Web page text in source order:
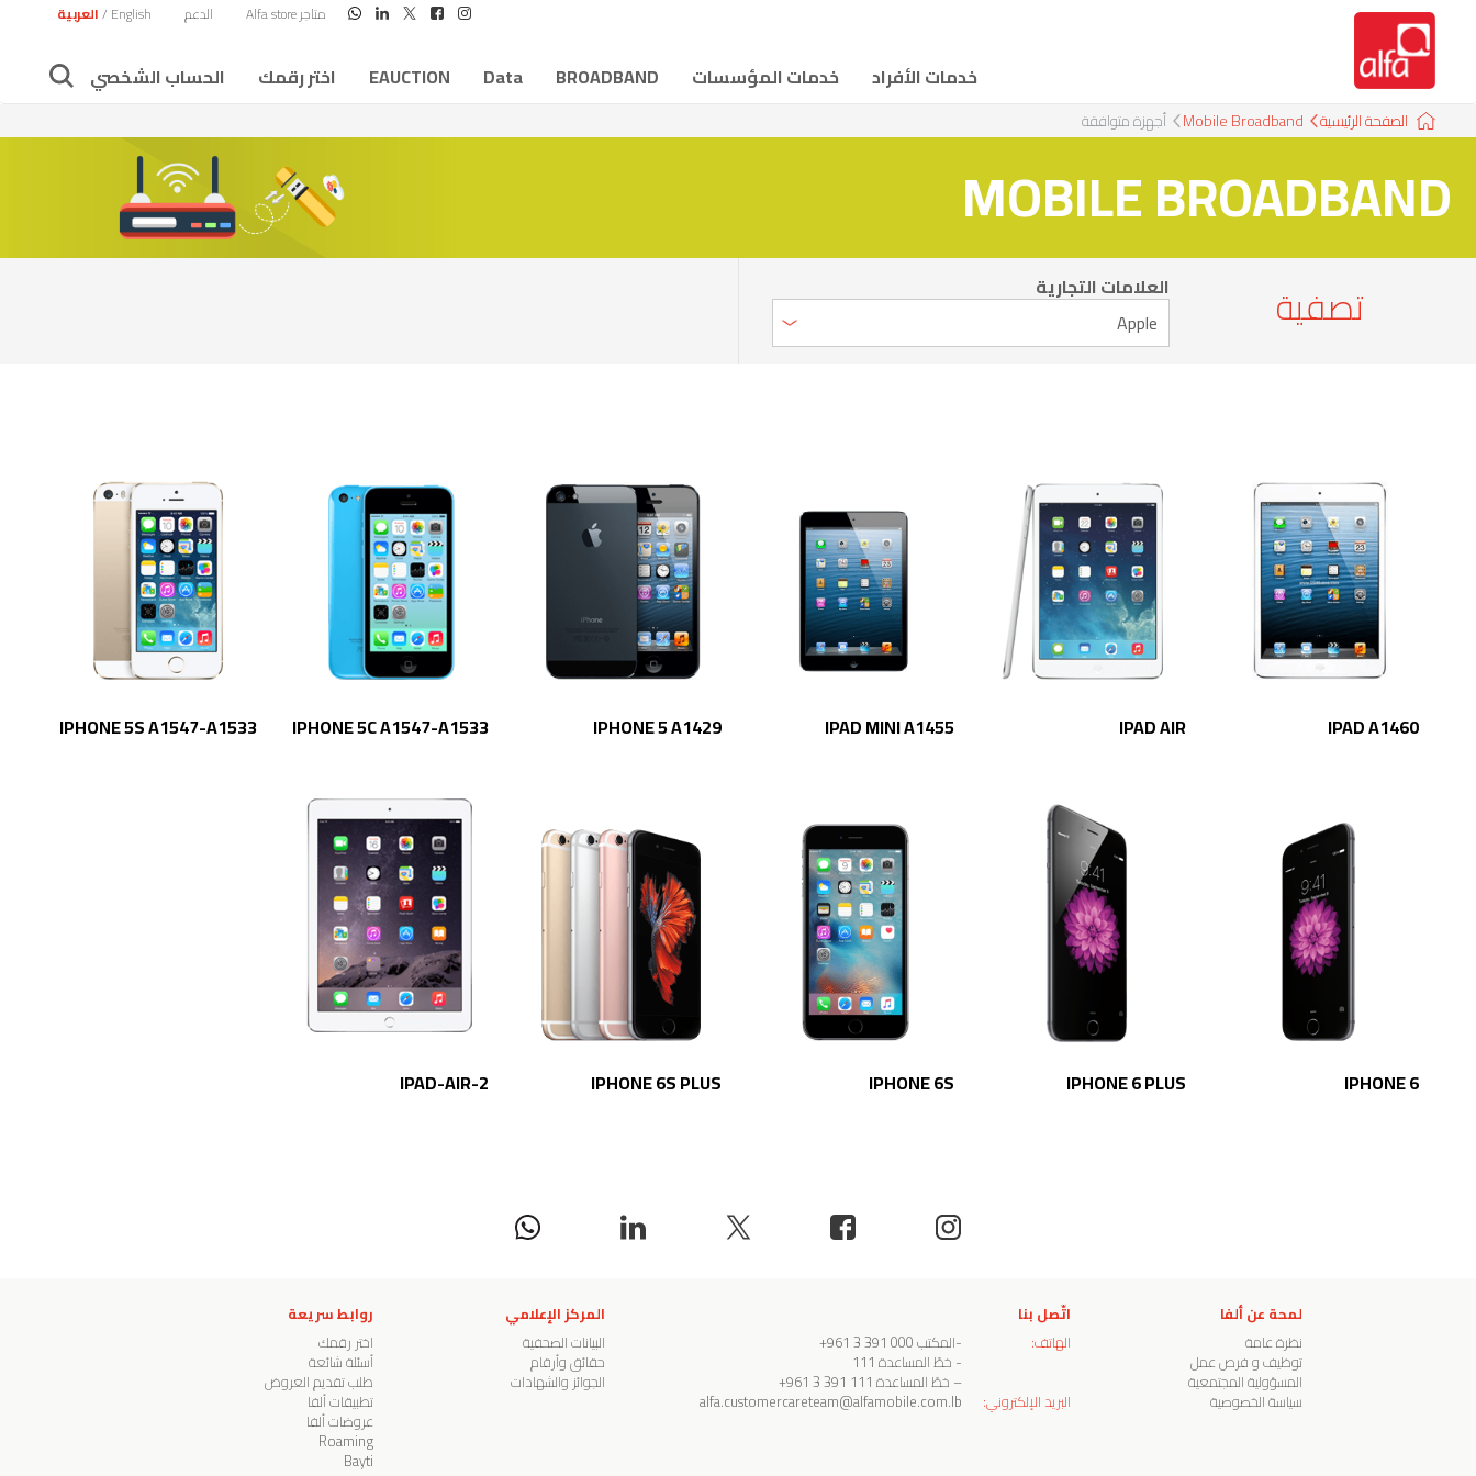
English
/العربية الدعم متاجر Alfa store
خدمات الأفراد خدمات المؤسسات BROADBAND
Data
EAUCTION اختر رقمك الحساب الشخصي
الصفحة الرئيسية Mobile Broadband أجهزة متوافقة
MOBILE BROADBAND
تصفية العلامات التجارية
IPAD A1460
IPAD AIR
IPAD MINI A1455
IPHONE 5 A1429
IPHONE 5C A1547-A1533
IPHONE 5S A1547-A1533
IPHONE 6
IPHONE 6 PLUS
IPHONE 6S
IPHONE 6S PLUS
IPAD-AIR-2
لمحة عن ألفا
نظرة عامة
توظيف و فرص عمل
المسؤولية المجتمعية
سياسة الخصوصية
اتّصل بنا
الهاتف:
-المكتب000 391 3 961+
- خطّ المساعدة 111
– خطّ المساعدة111 391 3 961+
البريد الإلكتروني: alfa.customercareteam@alfamobile.com.lb
المركز الإعلامي
البيانات الصحفية
حقائق وأرقام
الجوائز والشهادات
روابط سريعة
اختر رقمك
أسئلة شائعة
طلب تقديم العروض
تطبيقات ألفا
عروضات ألفا
Roaming
Bayti